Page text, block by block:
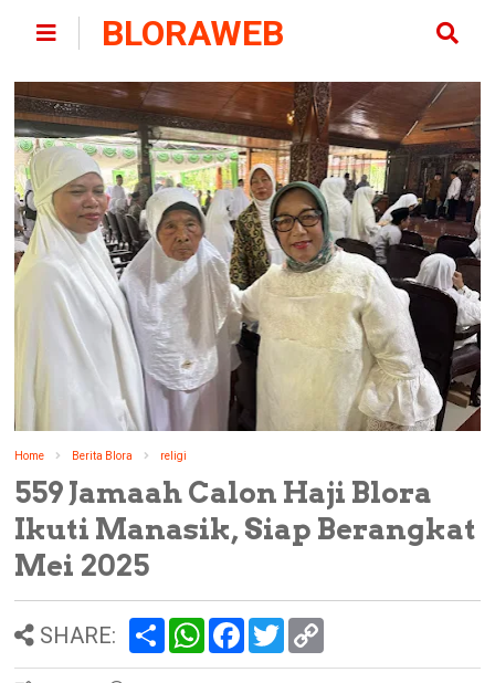
BLORAWEB
Home Berita Blora religi
559 Jamaah Calon Haji Blora
Ikuti Manasik, Siap Berangkat
Mei 2025
SHARE:
W
w